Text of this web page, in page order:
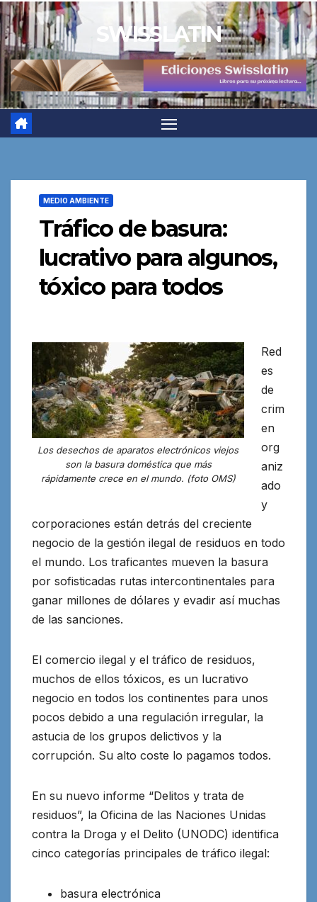
Saltar
al
contenido
SWISSLATIN
MEDIO AMBIENTE
Tráfico de basura:
lucrativo para algunos,
tóxico para todos
Los desechos de aparatos electrónicos viejos
son la basura doméstica que más
rápidamente crece en el mundo. (foto OMS)
Red
es
de
crim
en
org
aniz
ado
y
corporaciones están detrás del creciente
negocio de la gestión ilegal de residuos en todo
el mundo. Los traficantes mueven la basura
por sofisticadas rutas intercontinentales para
ganar millones de dólares y evadir así muchas
de las sanciones.
El comercio ilegal y el tráfico de residuos,
muchos de ellos tóxicos, es un lucrativo
negocio en todos los continentes para unos
pocos debido a una regulación irregular, la
astucia de los grupos delictivos y la
corrupción. Su alto coste lo pagamos todos.
En su nuevo informe “Delitos y trata de
residuos”, la Oficina de las Naciones Unidas
contra la Droga y el Delito (UNODC) identifica
cinco categorías principales de tráfico ilegal:
basura electrónica